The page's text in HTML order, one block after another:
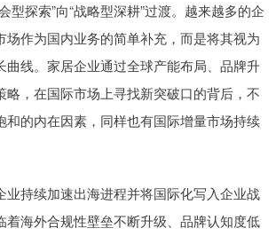
型探索”向“战略型深耕”过渡。越来越多的企
场作为国内业务的简单补充，而是将其视为
曲线。家居企业通过全球产能布局、品牌升
略，在国际市场上寻找新突破口的背后，不
和的内在因素，同样也有国际增量市场持续
持续加速出海进程并将国际化写入企业战
着海外合规性壁垒不断升级、品牌认知度低